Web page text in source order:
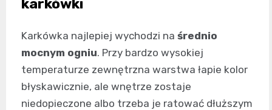
karkówki
Karkówka najlepiej wychodzi na średnio
mocnym ogniu. Przy bardzo wysokiej
temperaturze zewnętrzna warstwa łapie kolor
błyskawicznie, ale wnętrze zostaje
niedopieczone albo trzeba je ratować dłuższym